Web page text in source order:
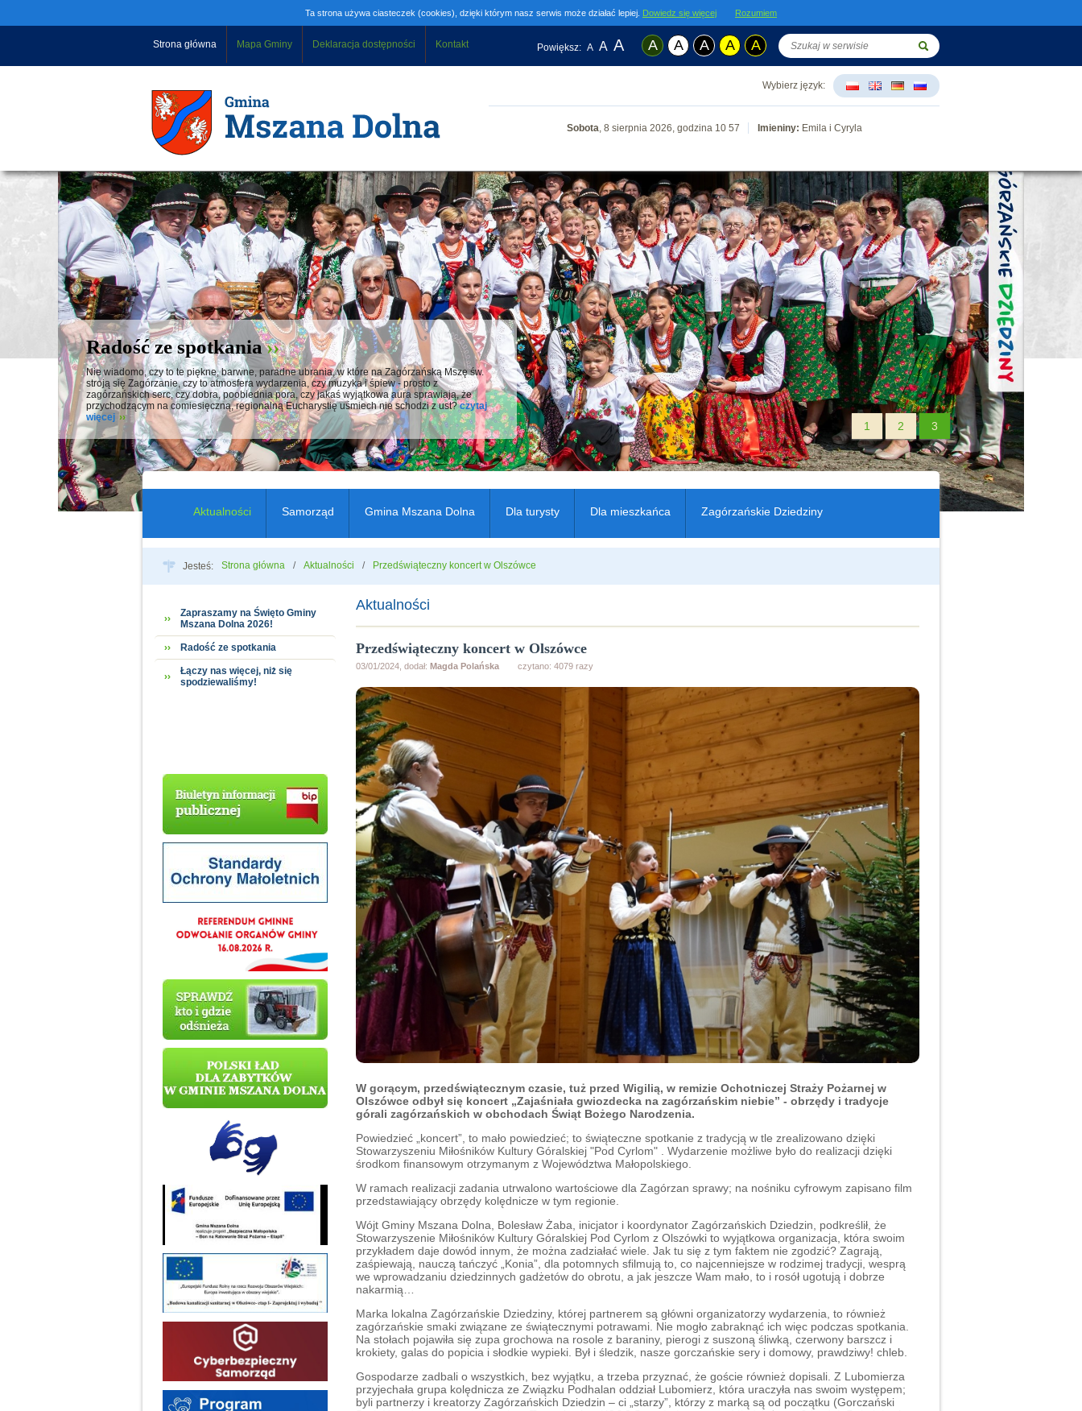
Ta strona używa ciasteczek (cookies), dzięki którym nasz serwis może działać lepiej. Dowiedz się więcej Rozumiem
Strona główna Mapa Gminy Deklaracja dostępności Kontakt Powiększ: A A A A A A A A
Wybierz język:
Sobota, 8 sierpnia 2026, godzina 10 57 Imieniny: Emila i Cyryla
1 2 3
Radość ze spotkania
Nie wiadomo, czy to te piękne, barwne, paradne ubrania, w które na Zagórzańską Mszę św.
stroją się Zagórzanie, czy to atmosfera wydarzenia, czy muzyka i śpiew - prosto z
zagórzańskich serc, czy dobra, poobiednia pora, czy jakaś wyjątkowa aura sprawiają, że
przychodzącym na comiesięczną, regionalną Eucharystię uśmiech nie schodzi z ust?czytaj
więcej
Aktualności Samorząd Gmina Mszana Dolna Dla turysty Dla mieszkańca Zagórzańskie Dziedziny
Jesteś: Strona główna Aktualności Przedświąteczny koncert w Olszówce
Zapraszamy na Święto Gminy
Mszana Dolna 2026!
Radość ze spotkania
Łączy nas więcej, niż się
spodziewaliśmy!
Aktualności
Przedświąteczny koncert w Olszówce
03/01/2024, dodał: Magda Polańska czytano: 4079 razy
W gorącym, przedświątecznym czasie, tuż przed Wigilią, w remizie Ochotniczej Straży Pożarnej w
Olszówce odbył się koncert „Zajaśniała gwiozdecka na zagórzańskim niebie” - obrzędy i tradycje
górali zagórzańskich w obchodach Świąt Bożego Narodzenia.
Powiedzieć „koncert”, to mało powiedzieć; to świąteczne spotkanie z tradycją w tle zrealizowano dzięki
Stowarzyszeniu Miłośników Kultury Góralskiej "Pod Cyrlom" . Wydarzenie możliwe było do realizacji dzięki
środkom finansowym otrzymanym z Województwa Małopolskiego.
W ramach realizacji zadania utrwalono wartościowe dla Zagórzan sprawy; na nośniku cyfrowym zapisano film
przedstawiający obrzędy kolędnicze w tym regionie.
Wójt Gminy Mszana Dolna, Bolesław Żaba, inicjator i koordynator Zagórzańskich Dziedzin, podkreślił, że
Stowarzyszenie Miłośników Kultury Góralskiej Pod Cyrlom z Olszówki to wyjątkowa organizacja, która swoim
przykładem daje dowód innym, że można zadziałać wiele. Jak tu się z tym faktem nie zgodzić? Zagrają,
zaśpiewają, nauczą tańczyć „Konia”, dla potomnych sfilmują to, co najcenniejsze w rodzimej tradycji, wesprą
we wprowadzaniu dziedzinnych gadżetów do obrotu, a jak jeszcze Wam mało, to i rosół ugotują i dobrze
nakarmią…
Marka lokalna Zagórzańskie Dziedziny, której partnerem są główni organizatorzy wydarzenia, to również
zagórzańskie smaki związane ze świątecznymi potrawami. Nie mogło zabraknąć ich więc podczas spotkania.
Na stołach pojawiła się zupa grochowa na rosole z baraniny, pierogi z suszoną śliwką, czerwony barszcz i
krokiety, galas do popicia i słodkie wypieki. Był i śledzik, nasze gorczańskie sery i domowy, prawdziwy! chleb.
Gospodarze zadbali o wszystkich, bez wyjątku, a trzeba przyznać, że goście również dopisali. Z Lubomierza
przyjechała grupa kolędnicza ze Związku Podhalan oddział Lubomierz, która uraczyła nas swoim występem;
byli partnerzy i kreatorzy Zagórzańskich Dziedzin – ci „starzy”, którzy z marką są od początku (Gorczański